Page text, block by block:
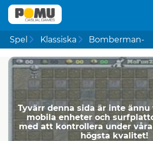
Spel Klassiska Bomberman-
Tyvärr denna sida är inte
mobila enheter och
med att kontrollera under
högsta kvalitet!